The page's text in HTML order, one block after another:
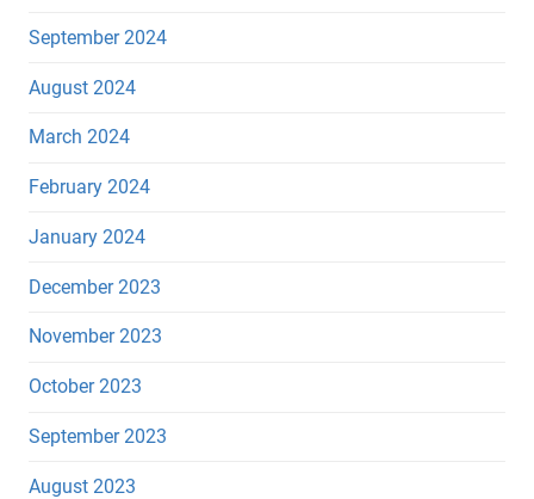
September 2024
August 2024
March 2024
February 2024
January 2024
December 2023
November 2023
October 2023
September 2023
August 2023